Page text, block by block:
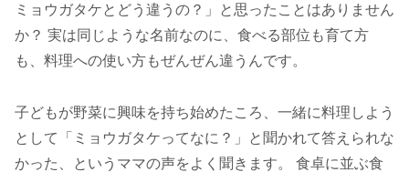
ミョウガタケとどう違うの？」と思ったことはありません
か？ 実は同じような名前なのに、食べる部位も育て方
も、料理への使い方もぜんぜん違うんです。
子どもが野菜に興味を持ち始めたころ、一緒に料理しよう
として「ミョウガタケってなに？」と聞かれて答えられな
かった、というママの声をよく聞きます。 食卓に並ぶ食